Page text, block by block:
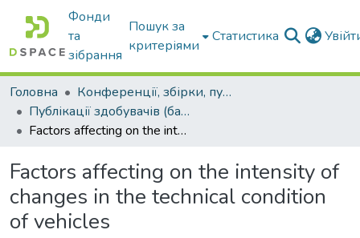
Фонди
та
зібрання
Пошук за
критеріями
Статистика
Головна
Конференції, збірки, публікації молодих вчених і здобувачів : магістрів, бакалаврів, аспірантів.
Публікації здобувачів (бакалаврів. магістрів, аспірантів)
Factors affecting on the intensity of changes in the technical condition of vehicles
Factors affecting on the intensity of
changes in the technical condition
of vehicles